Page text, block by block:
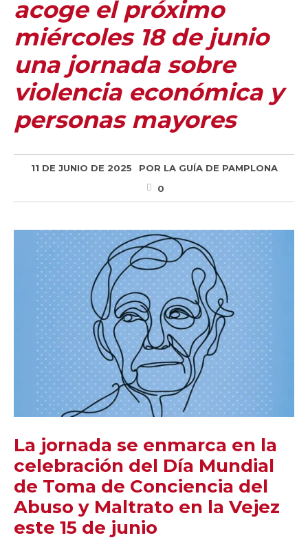
acoge el próximo
miércoles 18 de junio
una jornada sobre
violencia económica y
personas mayores
11 DE JUNIO DE 2025 POR LA GUÍA DE PAMPLONA
0
La jornada se enmarca en la
celebración del Día Mundial
de Toma de Conciencia del
Abuso y Maltrato en la Vejez
este 15 de junio